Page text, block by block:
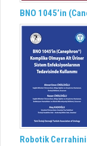
BNO 1045’in
Robotik